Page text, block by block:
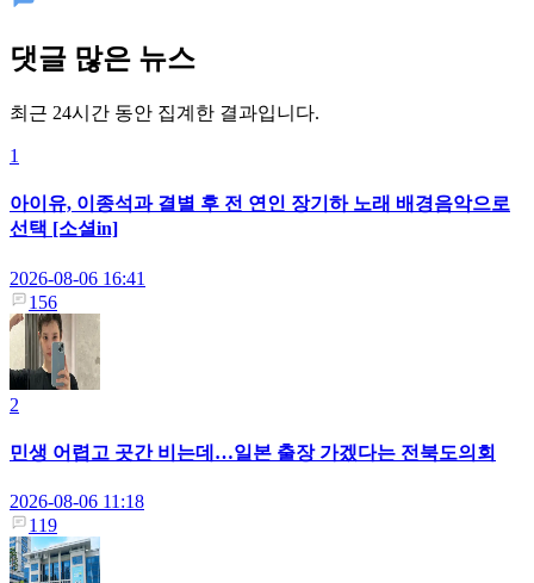
댓글 많은 뉴스
최근 24시간 동안 집계한 결과입니다.
1
아이유, 이종석과 결별 후 전 연인 장기하 노래 배경음악으로
선택 [소셜in]
2026-08-06 16:41
156
2
민생 어렵고 곳간 비는데…일본 출장 가겠다는 전북도의회
2026-08-06 11:18
119